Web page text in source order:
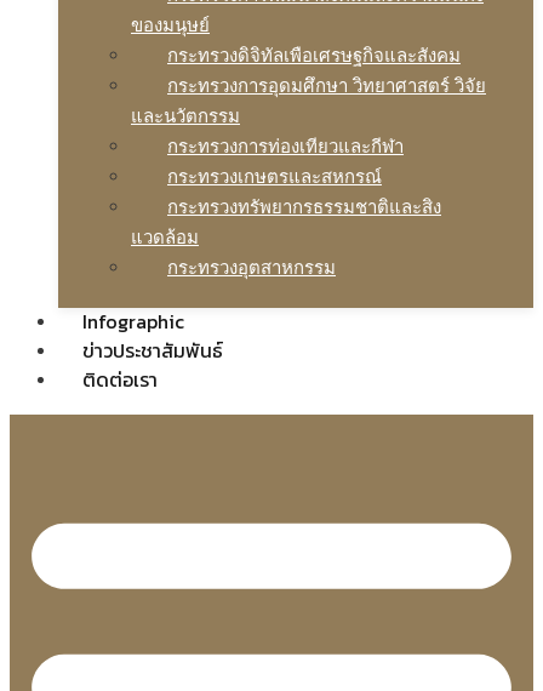
ของมนุษย์
กระทรวงดิจิทัลเพือเศรษฐกิจและสังคม
กระทรวงการอุดมศึกษา วิทยาศาสตร์ วิจัย
และนวัตกรรม
กระทรวงการท่องเทียวและกีฬา
กระทรวงเกษตรและสหกรณ์
กระทรวงทรัพยากรธรรมชาติและสิง
แวดล้อม
กระทรวงอุตสาหกรรม
Infographic
ข่าวประชาสัมพันธ์
ติดต่อเรา